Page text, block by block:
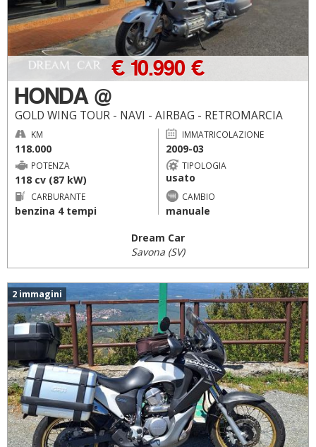
HONDA @
GOLD WING TOUR - NAVI - AIRBAG - RETROMARCIA
€ 10.990 €
KM
118.000
IMMATRICOLAZIONE
2009-03
POTENZA
118 cv (87 kW)
TIPOLOGIA
usato
CARBURANTE
benzina 4 tempi
CAMBIO
manuale
Dream Car
Savona (SV)
2 immagini